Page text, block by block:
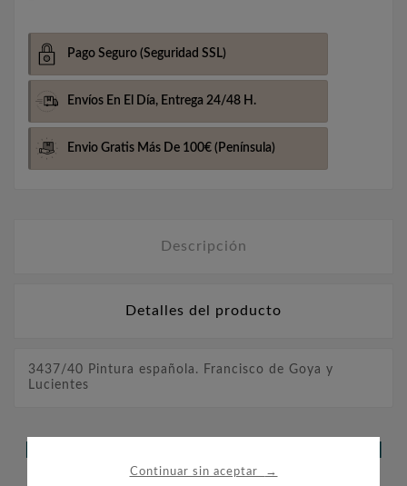
Continuar sin aceptar →
Pago Seguro (Seguridad SSL)
Envíos En El Día, Entrega 24/48 H.
Envio Gratis Más De 100€ (Península)
Descripción
Detalles del producto
3437/40 Pintura española. Francisco de Goya y
Lucientes